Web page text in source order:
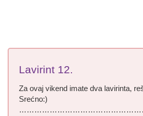
Lavirint 12.
Za ovaj vikend imate dva lavirinta,
Srećno:)